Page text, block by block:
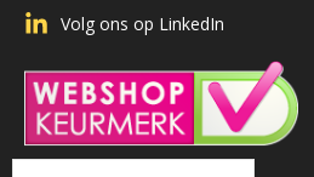
Volg ons op LinkedIn